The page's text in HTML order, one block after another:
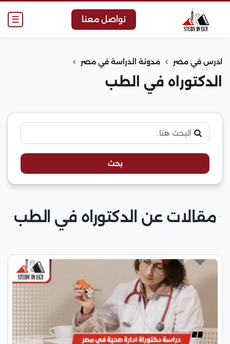
☰ تواصل معنا
ادرس في مصر › مدونة الدراسة في مصر ›
الدكتوراه في الطب
بحث
مقالات عن الدكتوراه في الطب